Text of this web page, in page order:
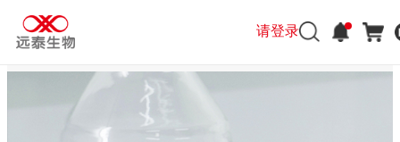
请登录
请登录